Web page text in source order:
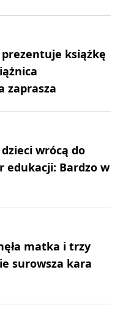
prezentuje książkę
zaprasza
wrócą do
edukacji: Bardzo w
matka i trzy
surowsza kara